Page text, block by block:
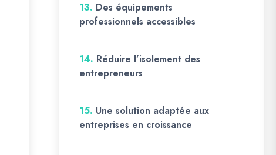
13. Des équipements
professionnels accessibles
14. Réduire l’isolement des
entrepreneurs
15. Une solution adaptée aux
entreprises en croissance